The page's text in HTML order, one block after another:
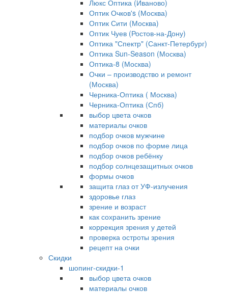
Люкс Оптика (Иваново)
Оптик Очков's (Москва)
Оптик Сити (Москва)
Оптик Чуев (Ростов-на-Дону)
Оптика "Спектр" (Санкт-Петербург)
Оптика Sun-Season (Москва)
Оптика-8 (Москва)
Очки – производство и ремонт
(Москва)
Черника-Оптика ( Москва)
Черника-Оптика (Спб)
выбор цвета очков
материалы очков
подбор очков мужчине
подбор очков по форме лица
подбор очков ребёнку
подбор солнцезащитных очков
формы очков
защита глаз от УФ-излучения
здоровье глаз
зрение и возраст
как сохранить зрение
коррекция зрения у детей
проверка остроты зрения
рецепт на очки
Скидки
шопинг-скидки-1
выбор цвета очков
материалы очков